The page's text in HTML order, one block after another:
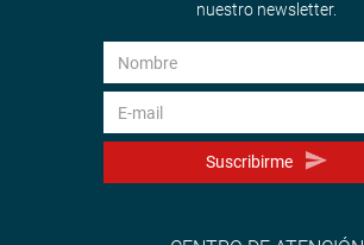
nuestro newsletter.
Suscribirme